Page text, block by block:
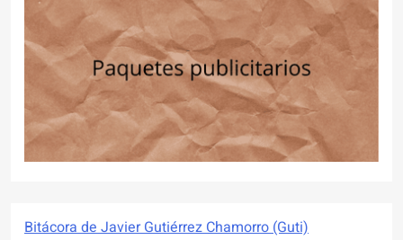
Bitácora de Javier Gutiérrez Chamorro (Guti)